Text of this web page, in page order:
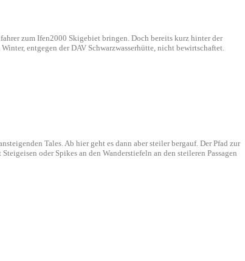
zum Ifen2000 Skigebiet bringen. Doch bereits kurz hinter der
entgegen der DAV Schwarzwasserhütte, nicht bewirtschaftet.
Tales. Ab hier geht es dann aber steiler bergauf. Der Pfad zur
oder Spikes an den Wanderstiefeln an den steileren Passagen